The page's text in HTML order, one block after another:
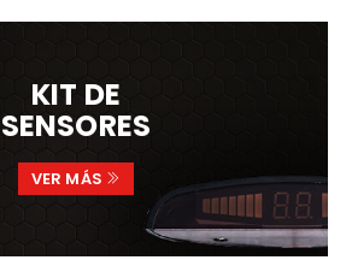
KIT DE
SENSORES
VER MÁS